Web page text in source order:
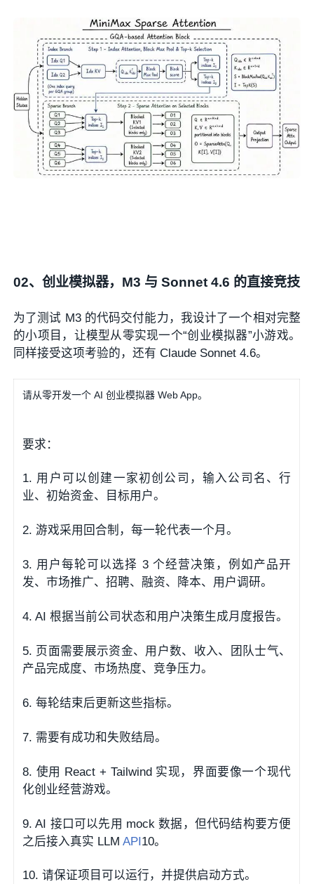
02、创业模拟器，M3 与 Sonnet 4.6 的直接竞技
为了测试 M3 的代码交付能力，我设计了一个相对完整
的小项目，让模型从零实现一个“创业模拟器”小游戏。
同样接受这项考验的，还有 Claude Sonnet 4.6。
请从零开发一个 AI 创业模拟器 Web App。
要求：
1. 用户可以创建一家初创公司，输入公司名、行
业、初始资金、目标用户。
2. 游戏采用回合制，每一轮代表一个月。
3. 用户每轮可以选择 3 个经营决策，例如产品开
发、市场推广、招聘、融资、降本、用户调研。
4. AI 根据当前公司状态和用户决策生成月度报告。
5. 页面需要展示资金、用户数、收入、团队士气、
产品完成度、市场热度、竞争压力。
6. 每轮结束后更新这些指标。
7. 需要有成功和失败结局。
8. 使用 React + Tailwind 实现，界面要像一个现代
化创业经营游戏。
9. AI 接口可以先用 mock 数据，但代码结构要方便
之后接入真实 LLMAPI10。
10. 请保证项目可以运行，并提供启动方式。